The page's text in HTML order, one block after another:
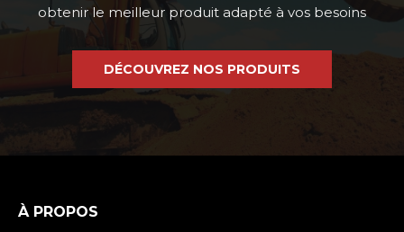
obtenir le meilleur produit adapté à vos besoins
DÉCOUVREZ NOS PRODUITS
À PROPOS